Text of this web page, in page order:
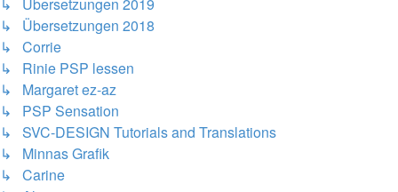
↳ Übersetzungen 2018
↳ Corrie
↳ Rinie PSP lessen
↳ Margaret ez-az
↳ PSP Sensation
↳ SVC-DESIGN Tutorials and Translations
↳ Minnas Grafik
↳ Carine